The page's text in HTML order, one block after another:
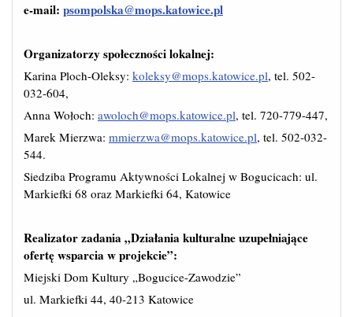
e-mail: psompolska@mops.katowice.pl
Organizatorzy społeczności lokalnej:
Karina Ploch-Oleksy: koleksy@mops.katowice.pl, tel. 502-
032-604,
Anna Wołoch: awoloch@mops.katowice.pl, tel. 720-779-447,
Marek Mierzwa: mmierzwa@mops.katowice.pl, tel. 502-032-
544.
Siedziba Programu Aktywności Lokalnej w Bogucicach: ul.
Markiefki 68 oraz Markiefki 64, Katowice
Realizator zadania „Działania kulturalne uzupełniające
ofertę wsparcia w projekcie”:
Miejski Dom Kultury „Bogucice-Zawodzie”
ul. Markiefki 44, 40-213 Katowice